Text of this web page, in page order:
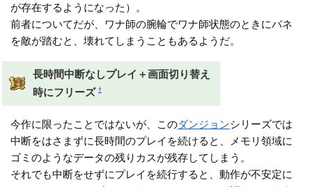
が存在するようになった）。
前者についてだが、ワナ師の腕輪でワナ師状態のときにバネ
を敵が踏むと、壊れてしまうこともあるようだ。
長時間中断なしプレイ＋画面切り替え
時にフリーズ †
今作に限ったことではないが、このダンジョンシリーズでは
中断をはさまずに長時間のプレイを続けると、メモリ領域に
ゴミのようなデータの残りカスが残存してしまう。
それでも中断をせずにプレイを続行すると、動作が不安定に